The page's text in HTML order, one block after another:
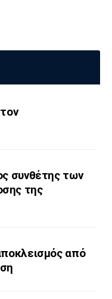
συνθέτης των
της
από